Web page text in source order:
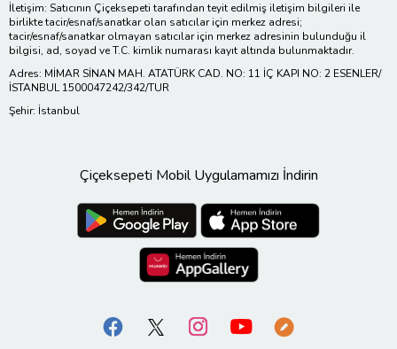
İletişim: Satıcının Çiçeksepeti tarafından teyit edilmiş iletişim bilgileri ile
birlikte tacir/esnaf/sanatkar olan satıcılar için merkez adresi;
tacir/esnaf/sanatkar olmayan satıcılar için merkez adresinin bulunduğu il
bilgisi, ad, soyad ve T.C. kimlik numarası kayıt altında bulunmaktadır.
Adres: MİMAR SİNAN MAH. ATATÜRK CAD. NO: 11 İÇ KAPI NO: 2 ESENLER/
İSTANBUL 1500047242/342/TUR
Şehir: İstanbul
Çiçeksepeti Mobil Uygulamamızı İndirin